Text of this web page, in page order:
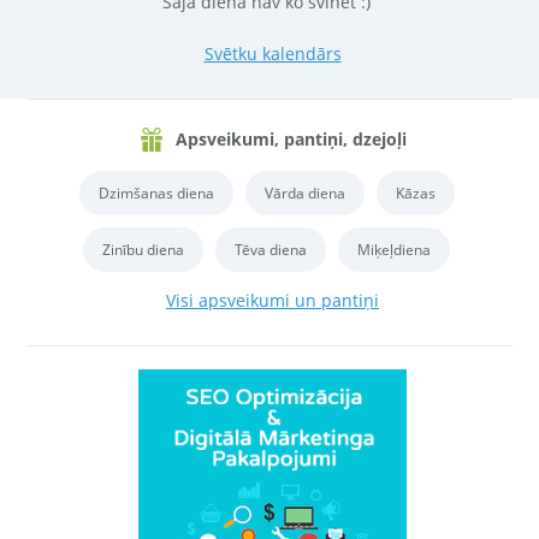
Svētku kalendārs
Apsveikumi, pantiņi, dzejoļi
Dzimšanas diena Vārda diena Kāzas
Zinību diena Tēva diena Miķeļdiena
Visi apsveikumi un pantiņi